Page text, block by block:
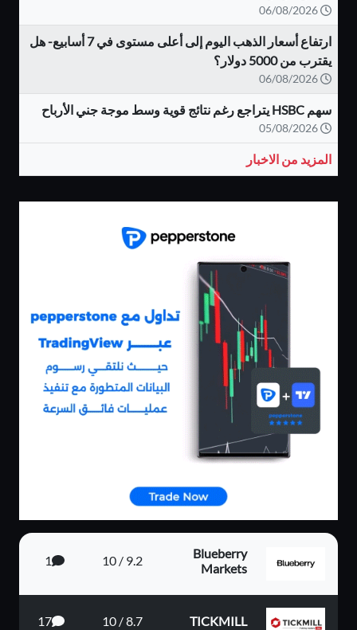
ارتفاع أسعار الذهب اليوم إلى أعلى مستوى في 7 أسابيع- هل
يقترب من 5000 دولار؟
سهم HSBC يتراجع رغم نتائج قوية وسط موجة جني الأرباح
المزيد من الاخبار
Blueberry
Markets
9.2 / 10
1
TICKMILL
8.7 / 10
17